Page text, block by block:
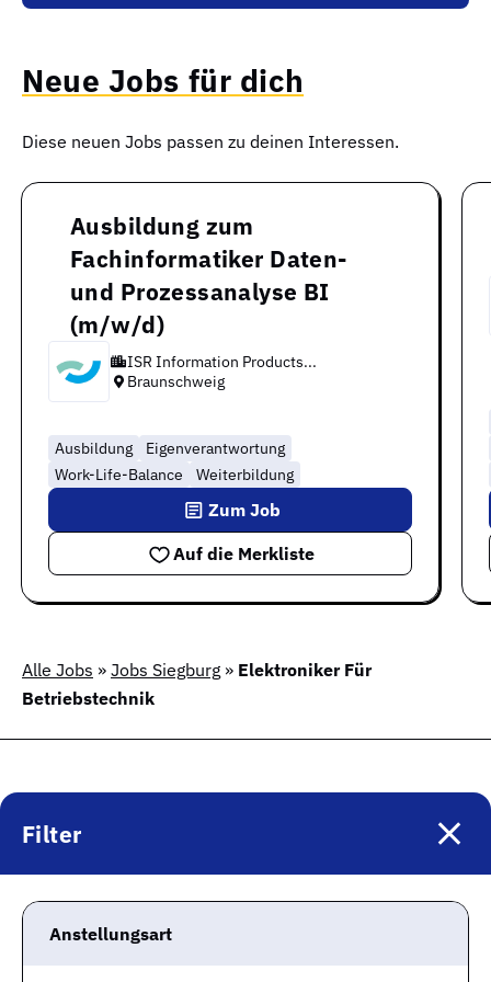
Filter
Anstellungsart
Neue Jobs für dich
Diese neuen Jobs passen zu deinen Interessen.
Ausbildung zum
Fachinformatiker Daten-
und Prozessanalyse BI
(m/w/d)
ISR Information Products...
Braunschweig
Ausbildung
Eigenverantwortung
Work-Life-Balance
Weiterbildung
Auf die Merkliste
Zum Job
Alle Jobs » Jobs Siegburg » Elektroniker Für
Betriebstechnik
Alle Jobs